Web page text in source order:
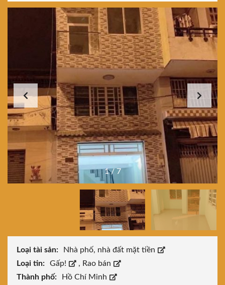
1/ 7
Loại tài sản:
Nhà phố, nhà đất mặt tiền
Loại tin:
Gấp! , Rao bán
Thành phố:
Hồ Chí Minh